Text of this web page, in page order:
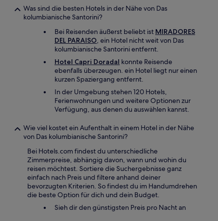
Was sind die besten Hotels in der Nähe von Das
kolumbianische Santorini?
Bei Reisenden äußerst beliebt ist MIRADORES
DEL PARAISO, ein Hotel nicht weit von Das
kolumbianische Santorini entfernt.
Hotel Capri Doradal konnte Reisende
ebenfalls überzeugen. ein Hotel liegt nur einen
kurzen Spaziergang entfernt.
In der Umgebung stehen 120 Hotels,
Ferienwohnungen und weitere Optionen zur
Verfügung, aus denen du auswählen kannst.
Wie viel kostet ein Aufenthalt in einem Hotel in der Nähe
von Das kolumbianische Santorini?
Bei Hotels.com findest du unterschiedliche
Zimmerpreise, abhängig davon, wann und wohin du
reisen möchtest. Sortiere die Suchergebnisse ganz
einfach nach Preis und filtere anhand deiner
bevorzugten Kriterien. So findest du im Handumdrehen
die beste Option für dich und dein Budget.
Sieh dir den günstigsten Preis pro Nacht an